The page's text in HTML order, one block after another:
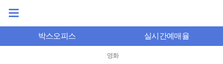
박스오피스 실시간예매율
영화